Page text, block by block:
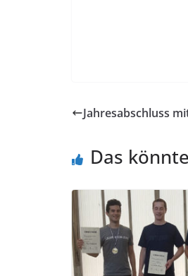
Jahresabschluss
Das